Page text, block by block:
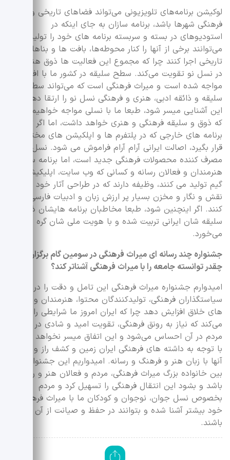
لوکیشن برنامه‌های تلویزیونی می‌تواند فضاهای تاریخی و
فرهنگی شهرها باشد، برنامه سازان به جای اینکه در
استودیوهای در بسته و سربسته برنامه های خود را تولید کنند،
می‌توانند برخی از آنها را کنار محوطه‌ها، بافت ها و بناهای
تاریخی اجرا کنند چرا که مجموع این فعالیت ها ذوق هنری را
در نسل نو تقویت می‌کند. سطح سلیقه در کشور ما با افت
مواجه شده است و میراث فرهنگی است که می‌تواند سطح
سلیقه و ذائقه ادبی، هنری و فرهنگی نسل نو را ارتقا دهد. اگر
این آشنایی میسر شود، طبعا ما با نسلی مواجه خواهیم بود
که ذوق و سلیقه فرهنگی و هنری خواهد داشت، اما اگر تهاجم
برنامه های خارجی که در پلتفرم ها و اپلکیشن های مختلف
قرار بگیرد، اصالت ایرانی آرام آرام فراموش می شود. نسل نو
مصرف کننده محصولات فرهنگی جدید است، اما برنامه سازان،
هنرمندان و فعالان رسانه و کسانی که وب سایت، اپلیکیشن یا
گیم تولید می کنند، وظیفه دارند که در طراحی آثار خود به
نقش و نگار و مخزن بسیار پر ارزش زبان و ادبیات فارسی توجه
کنند. اگر اینچنین شود، طبعا مخاطبان برنامه هایشان ذوق و
سلیقه شان ایرانی تربیت شده و با هویت ملی شان گره
می‌خورد.
جشنواره چند رسانه ای میراث فرهنگی در سومین گام برگزاری خود
چقدر توانسته جامعه را با میراث فرهنگی آشناتر کند؟
امیدوارم جشنواره میراث فرهنگی این تامل و دقت را در سطح
سیاستگذاران فرهنگی، تولیدکنندگان محتوا، هنرمندان و گروه
های خلاق افزایش دهد چرا که ایران امروز ما شرایطی را سپری
می‌کند که نیاز به رونق فرهنگی، تقویت امید و شادی در بین
مردم در آن احساس می‌شود و این اتفاق میسر نخواهد شد جز
با توجه به داشته های فرهنگی ایران زمین و کشف راز و رمز
آنها با زبان هنر و فرهنگ و رسانه. امیدواریم این جشنواره پلی
بین خانواده بزرگ میراث فرهنگی، مردم و فعالان هنر و رسانه
باشد و بشود این انتقال فرهنگی را تسهیل کرد و مردم
بخصوص نسل جوان، نوجوان و کودکان ما با میراث فرهنگی
خود بیشتر آشنا شده و بتوانند در حفظ و صیانت از آن کوشا
باشند.